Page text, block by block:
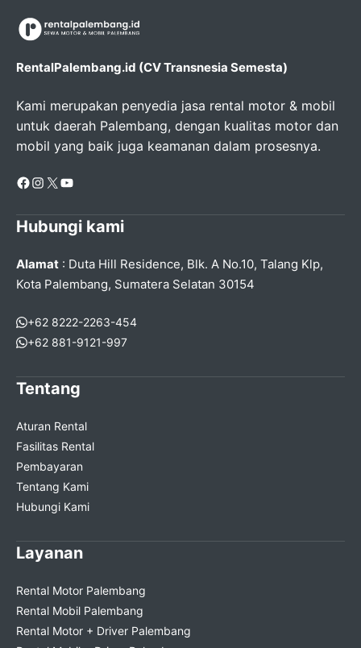
RentalPalembang.id (CV Transnesia Semesta)
Kami merupakan penyedia jasa rental motor & mobil
untuk daerah Palembang, dengan kualitas motor dan
mobil yang baik juga keamanan dalam prosesnya.
Facebook
Instagram
X YouTube
Hubungi kami
Alamat : Duta Hill Residence, Blk. A No.10, Talang Klp,
Kota Palembang, Sumatera Selatan 30154
+62 8222-2263-454
+62 881-9121-997
Tentang
Aturan Rental
Fasilitas Rental
Pembayaran
Tentang Kami
Hubungi Kami
Layanan
Rental Motor Palembang
Rental Mobil Palembang
Rental Motor + Driver Palembang